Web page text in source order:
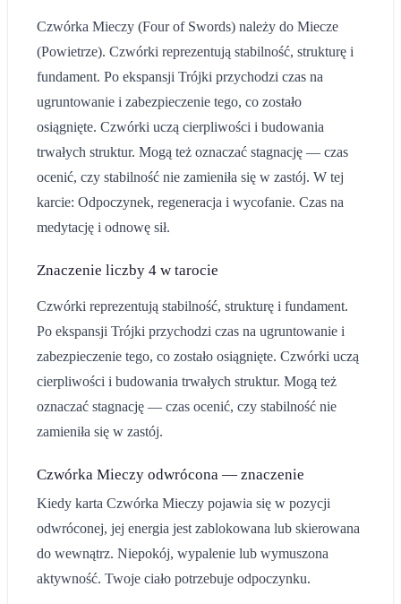
Czwórka Mieczy (Four of Swords) należy do Miecze
(Powietrze). Czwórki reprezentują stabilność, strukturę i
fundament. Po ekspansji Trójki przychodzi czas na
ugruntowanie i zabezpieczenie tego, co zostało
osiągnięte. Czwórki uczą cierpliwości i budowania
trwałych struktur. Mogą też oznaczać stagnację — czas
ocenić, czy stabilność nie zamieniła się w zastój. W tej
karcie: Odpoczynek, regeneracja i wycofanie. Czas na
medytację i odnowę sił.
Znaczenie liczby 4 w tarocie
Czwórki reprezentują stabilność, strukturę i fundament.
Po ekspansji Trójki przychodzi czas na ugruntowanie i
zabezpieczenie tego, co zostało osiągnięte. Czwórki uczą
cierpliwości i budowania trwałych struktur. Mogą też
oznaczać stagnację — czas ocenić, czy stabilność nie
zamieniła się w zastój.
Czwórka Mieczy odwrócona — znaczenie
Kiedy karta Czwórka Mieczy pojawia się w pozycji
odwróconej, jej energia jest zablokowana lub skierowana
do wewnątrz. Niepokój, wypalenie lub wymuszona
aktywność. Twoje ciało potrzebuje odpoczynku.